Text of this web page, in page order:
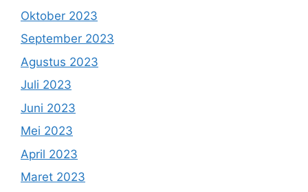
Oktober 2023
September 2023
Agustus 2023
Juli 2023
Juni 2023
Mei 2023
April 2023
Maret 2023